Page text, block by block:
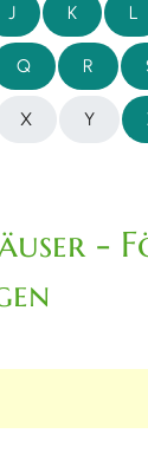
J K L
Q R
X Y
-